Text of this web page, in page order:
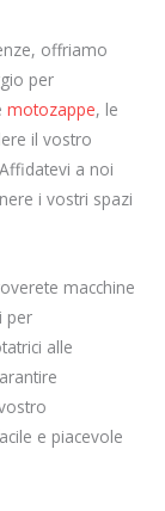
offriamo
per
motozappe, le
il vostro
a noi
i vostri spazi
macchine
per
alle
e piacevole